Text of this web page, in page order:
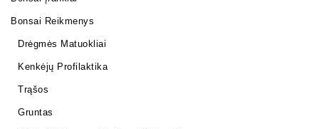
Bonsai Reikmenys
Drėgmės Matuokliai
Kenkėjų Profilaktika
Trąšos
Gruntas